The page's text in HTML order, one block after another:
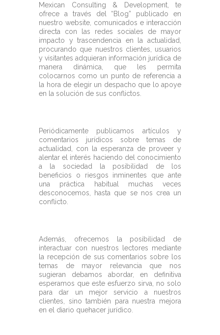
Mexican Consulting & Development, te
ofrece a través del “Blog” publicado en
nuestro website, comunicados e interacción
directa con las redes sociales de mayor
impacto y trascendencia en la actualidad,
procurando que nuestros clientes, usuarios
y visitantes adquieran información jurídica de
manera dinámica, que les permita
colocarnos como un punto de referencia a
la hora de elegir un despacho que lo apoye
en la solución de sus conflictos.
Periódicamente publicamos artículos y
comentarios jurídicos sobre temas de
actualidad, con la esperanza de proveer y
alentar el interés haciendo del conocimiento
a la sociedad la posibilidad de los
beneficios o riesgos inminentes que ante
una práctica habitual muchas veces
desconocemos, hasta que se nos crea un
conflicto.
Además, ofrecemos la posibilidad de
interactuar con nuestros lectores mediante
la recepción de sus comentarios sobre los
temas de mayor relevancia que nos
sugieran debamos abordar, en definitiva
esperamos que este esfuerzo sirva, no solo
para dar un mejor servicio a nuestros
clientes, sino también para nuestra mejora
en el diario quehacer jurídico.